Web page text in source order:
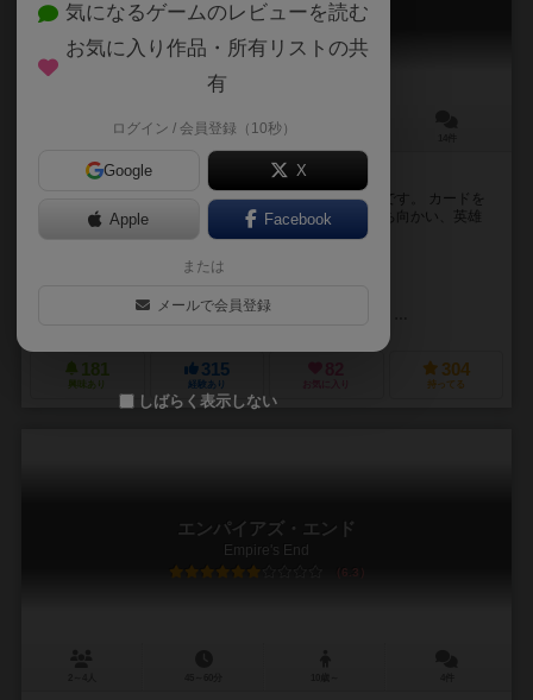
Call to Adventure
30～60分
英雄を描き出し、運命を掴み取れ！
大いなる運命を背負った英雄を創り出すボードゲームです。 カードを
プレイして人物を描き出し、ルーンを投じて試練に立ち向かい、英雄
として、あるいは反英雄としての道を選びましょう...
ジョニー・オニール（Johnny O'Neal）
ブラザーワイズゲームズ（Brotherwise Games）
181
興味あり
315
経験あり
304
持ってる
エンパイアズ・エンド
Empire's End
6.3
気になるゲームのレビューを読む
お気に入り作品・所有リストの共
有
ログイン / 会員登録（10秒）
Google X
Apple Facebook
または
メールで会員登録
しばらく表示しない